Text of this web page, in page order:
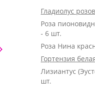
Гладиолус
Роза
- 6 шт.
Роза Нина
Гортензия
Лизиантус
шт.